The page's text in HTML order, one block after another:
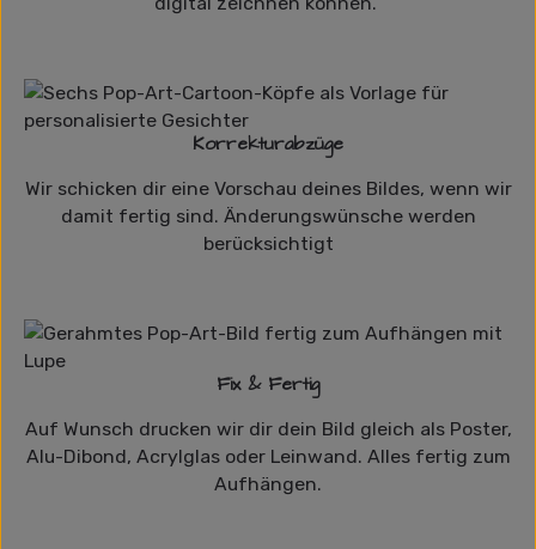
Korrekturabzüge
Wir schicken dir eine Vorschau deines Bildes, wenn wir
damit fertig sind. Änderungswünsche werden
berücksichtigt
Fix & Fertig
Auf Wunsch drucken wir dir dein Bild gleich als Poster,
Alu-Dibond, Acrylglas oder Leinwand. Alles fertig zum
Aufhängen.